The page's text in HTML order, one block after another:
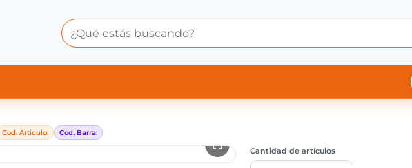
| Central Shop
Cod. Articulo: Cod. Barra:
Cantidad de artículos